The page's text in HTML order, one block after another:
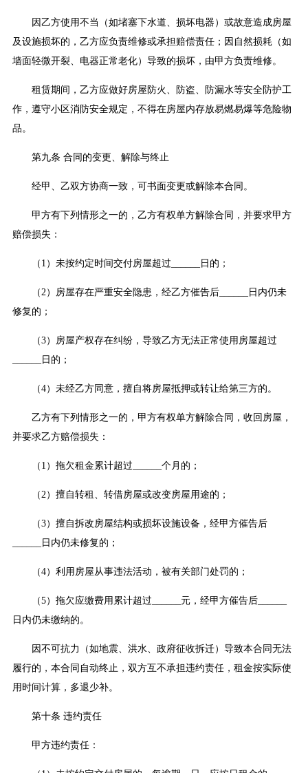
因乙方使用不当（如堵塞下水道、损坏电器）或故意造成房屋
及设施损坏的，乙方应负责维修或承担赔偿责任；因自然损耗（如
墙面轻微开裂、电器正常老化）导致的损坏，由甲方负责维修。
租赁期间，乙方应做好房屋防火、防盗、防漏水等安全防护工
作，遵守小区消防安全规定，不得在房屋内存放易燃易爆等危险物
品。
第九条 合同的变更、解除与终止
经甲、乙双方协商一致，可书面变更或解除本合同。
甲方有下列情形之一的，乙方有权单方解除合同，并要求甲方
赔偿损失：
（1）未按约定时间交付房屋超过______日的；
（2）房屋存在严重安全隐患，经乙方催告后______日内仍未
修复的；
（3）房屋产权存在纠纷，导致乙方无法正常使用房屋超过
______日的；
（4）未经乙方同意，擅自将房屋抵押或转让给第三方的。
乙方有下列情形之一的，甲方有权单方解除合同，收回房屋，
并要求乙方赔偿损失：
（1）拖欠租金累计超过______个月的；
（2）擅自转租、转借房屋或改变房屋用途的；
（3）擅自拆改房屋结构或损坏设施设备，经甲方催告后
______日内仍未修复的；
（4）利用房屋从事违法活动，被有关部门处罚的；
（5）拖欠应缴费用累计超过______元，经甲方催告后______
日内仍未缴纳的。
因不可抗力（如地震、洪水、政府征收拆迁）导致本合同无法
履行的，本合同自动终止，双方互不承担违约责任，租金按实际使
用时间计算，多退少补。
第十条 违约责任
甲方违约责任：